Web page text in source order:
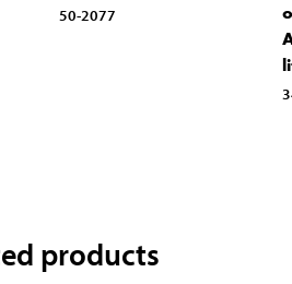
50-2077
products